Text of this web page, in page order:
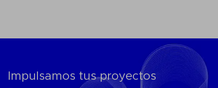
Impulsamos tus proyectos